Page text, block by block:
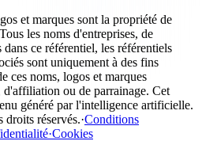
et marques sont la propriété de
les noms d'entreprises, de
ce référentiel, les référentiels
sont uniquement à des fins
ces noms, logos et marques
ou de parrainage. Cet
généré par l'intelligence artificielle.
droits réservés.·Conditions
·Cookies